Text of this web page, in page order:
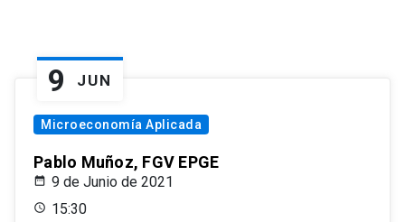
9 JUN
Microeconomía Aplicada
Pablo Muñoz, FGV EPGE
9 de Junio de 2021
15:30